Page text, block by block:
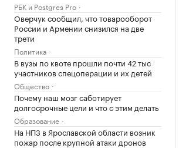
РБК и Postgres Pro
Оверчук сообщил, что товарооборот
России и Армении снизился на две
трети
Политика
В вузы по квоте прошли почти 42 тыс
участников спецоперации и их детей
Общество
Почему наш мозг саботирует
долгосрочные цели и что с этим делать
Образование
На НПЗ в Ярославской области возник
пожар после крупной атаки дронов